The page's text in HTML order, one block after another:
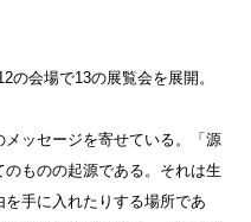
の会場で13の展覧会を展開。
ッセージを寄せている。「 源
ものの起源である。それは生
手に入れたりする場所であ